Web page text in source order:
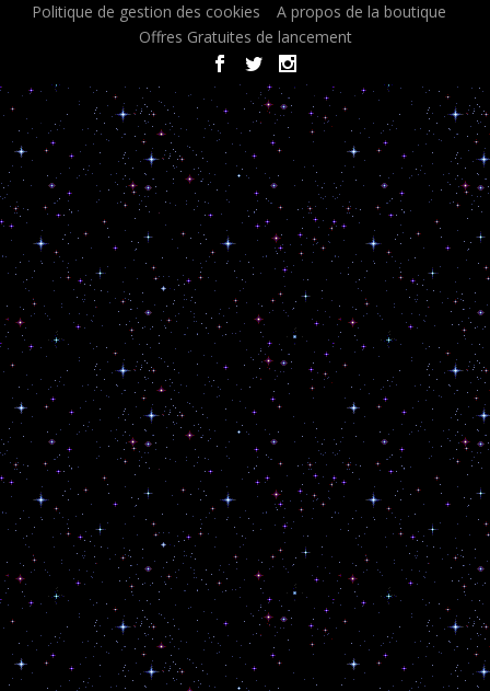
Politique de gestion des cookies
A propos de la boutique
Offres Gratuites de lancement
< script type="text/javascript"> document.oncontextmenu = new
Function ("return false");